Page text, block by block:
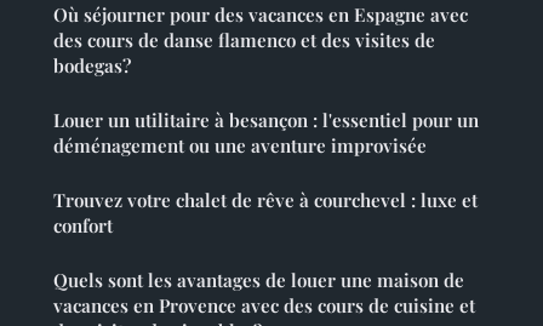
Où séjourner pour des vacances en Espagne avec
des cours de danse flamenco et des visites de
bodegas?
Louer un utilitaire à besançon : l'essentiel pour un
déménagement ou une aventure improvisée
Trouvez votre chalet de rêve à courchevel : luxe et
confort
Quels sont les avantages de louer une maison de
vacances en Provence avec des cours de cuisine et